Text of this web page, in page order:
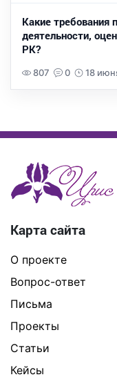
Какие требования
деятельности,
РК?
807 0 18
Карта сайта
О проекте
Вопрос-ответ
Письма
Проекты
Статьи
Кейсы